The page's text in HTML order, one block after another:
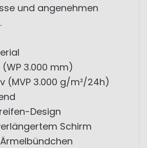
und angenehmen
3.000 mm)
(MVP 3.000 g/m²/24h)
Design
Schirm